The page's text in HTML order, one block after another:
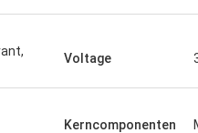
Voltage
Kerncomponenten